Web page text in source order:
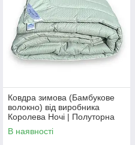
Ковдра зимова (Бамбукове
волокно) від виробника
Королева Ночі | Полуторна
145х210 | Однотонний
м'ятний
В наявності